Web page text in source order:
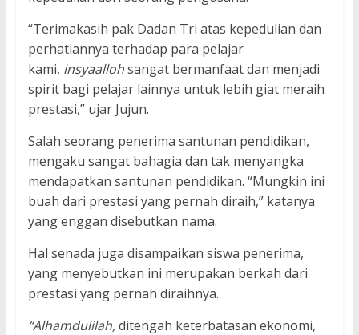
“Terimakasih pak Dadan Tri atas kepedulian dan
perhatiannya terhadap para pelajar
kami, insyaallohsangat bermanfaat dan menjadi
spirit bagi pelajar lainnya untuk lebih giat meraih
prestasi,” ujar Jujun.
Salah seorang penerima santunan pendidikan,
mengaku sangat bahagia dan tak menyangka
mendapatkan santunan pendidikan. “Mungkin ini
buah dari prestasi yang pernah diraih,” katanya
yang enggan disebutkan nama.
Hal senada juga disampaikan siswa penerima,
yang menyebutkan ini merupakan berkah dari
prestasi yang pernah diraihnya.
“Alhamdulilah,ditengah keterbatasan ekonomi,